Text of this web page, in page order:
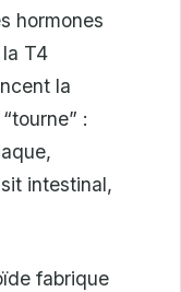
hormones
T4
la
:
intestinal,
fabrique